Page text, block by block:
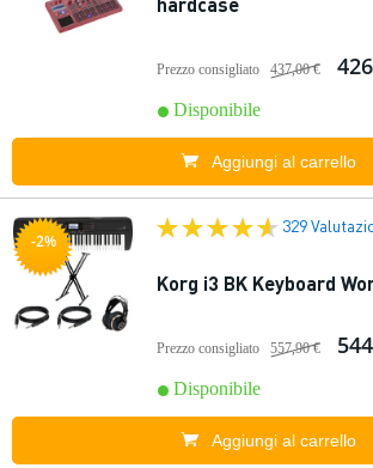
Prezzo consigliato 437,00 €
Disponibile
Aggiungi al carrello
-2%
329
Korg i3 BK Keyboard
Prezzo consigliato 557,90 €
Disponibile
Aggiungi al carrello